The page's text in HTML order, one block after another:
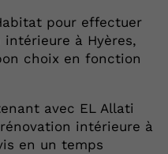
pour effectuer
à Hyères,
choix en fonction
avec EL Allati
intérieure à
en un temps